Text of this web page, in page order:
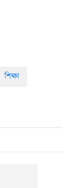
শিক্ষা